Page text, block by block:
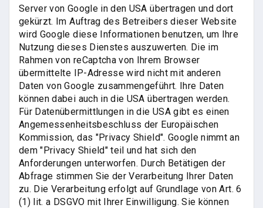
Server von Google in den USA übertragen und dort
gekürzt. Im Auftrag des Betreibers dieser Website
wird Google diese Informationen benutzen, um Ihre
Nutzung dieses Dienstes auszuwerten. Die im
Rahmen von reCaptcha von Ihrem Browser
übermittelte IP-Adresse wird nicht mit anderen
Daten von Google zusammengeführt. Ihre Daten
können dabei auch in die USA übertragen werden.
Für Datenübermittlungen in die USA gibt es einen
Angemessenheitsbeschluss der Europäischen
Kommission, das "Privacy Shield". Google nimmt an
dem "Privacy Shield" teil und hat sich den
Anforderungen unterworfen. Durch Betätigen der
Abfrage stimmen Sie der Verarbeitung Ihrer Daten
zu. Die Verarbeitung erfolgt auf Grundlage von Art. 6
(1) lit. a DSGVO mit Ihrer Einwilligung. Sie können